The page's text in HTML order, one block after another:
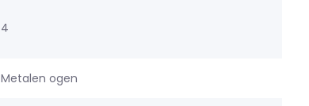
4
Metalen ogen